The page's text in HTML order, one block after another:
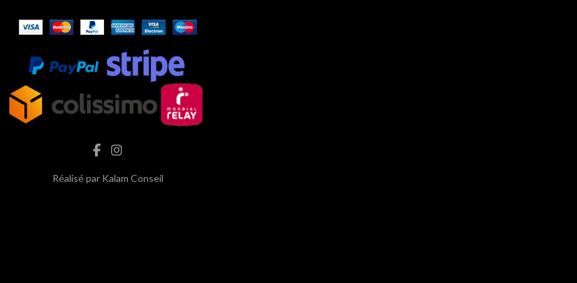
Réalisé par Kalam Conseil